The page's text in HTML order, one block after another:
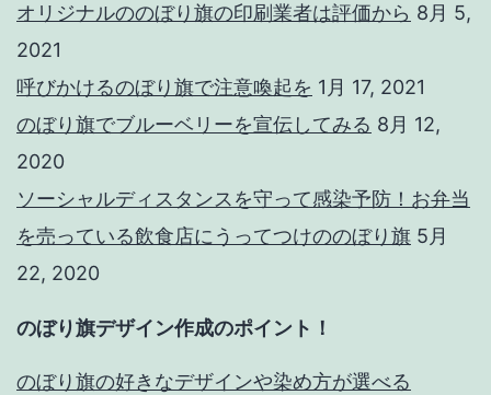
オリジナルののぼり旗の印刷業者は評価から 8月 5,
2021
呼びかけるのぼり旗で注意喚起を 1月 17, 2021
のぼり旗でブルーベリーを宣伝してみる 8月 12,
2020
ソーシャルディスタンスを守って感染予防！お弁当
を売っている飲食店にうってつけののぼり旗 5月
22, 2020
のぼり旗デザイン作成のポイント！
のぼり旗の好きなデザインや染め方が選べる